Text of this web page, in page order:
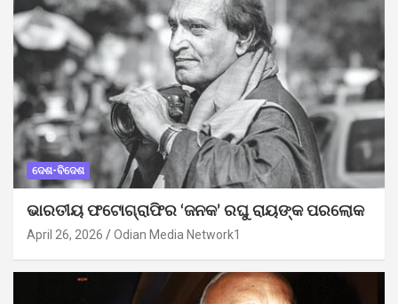
ଦେଶ-ବିଦେଶ
ଭାରତୀୟ ଫଟୋଗ୍ରାଫିର ‘ଜନକ’ ରଘୁ ରାୟଙ୍କ ପରଲୋକ
April 26, 2026 Odian Media Network1